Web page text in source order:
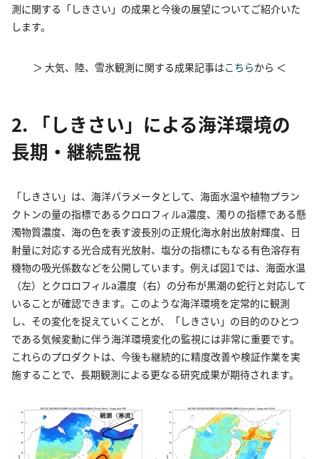
測に関する「しきさい」の成果と今後の展望についてご紹介いた
します。
＞ 大気、陸、雪氷観測に関する成果記事はこちらから ＜
2. 「しきさい」による海洋環境の
長期・継続監視
「しきさい」は、海洋パラメータとして、海面水温や植物プラン
クトンの量の指標であるクロロフィルa濃度、濁りの指標である懸
濁物質濃度、海の色を表す波長別の正規化海水射出放射輝度、日
射量に対応する光合成有光放射、塩分の指標にもなる有色溶存有
機物の吸光係数などを公開しています。例えば図1では、海面水温
（左）とクロロフィルa濃度（右）の分布が黒潮の蛇行と対応して
いることが確認できます。このような海洋環境を定常的に観測
し、その変化を捉えていくことが、「しきさい」の目的のひとつ
である気候変動に伴う海洋環境変化の監視には非常に重要です。
これらのプロダクトは、今後も継続的に精度改善や検証作業を実
施することで、長期観測による更なる研究成果が期待されます。